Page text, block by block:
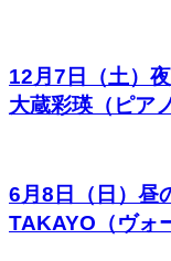
12月7日（土）
大蔵彩瑛（ピアノ
6月8日（日）昼
TAKAYO（ヴォ